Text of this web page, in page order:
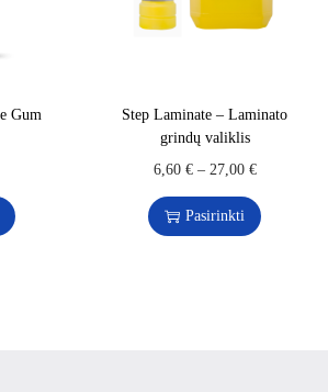
Gum
Step Laminate – Laminato
grindų valiklis
6,60 €– 27,00 €
Pasirinkti